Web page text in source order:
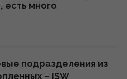
во дворе: когда
есть много
подразделения из
– ISW